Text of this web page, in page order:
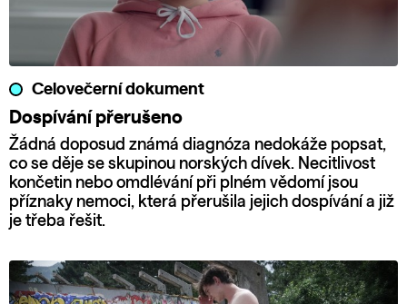
Celovečerní dokument
Dospívání přerušeno
Žádná doposud známá diagnóza nedokáže popsat,
co se děje se skupinou norských dívek. Necitlivost
končetin nebo omdlévání při plném vědomí jsou
příznaky nemoci, která přerušila jejich dospívání a již
je třeba řešit.